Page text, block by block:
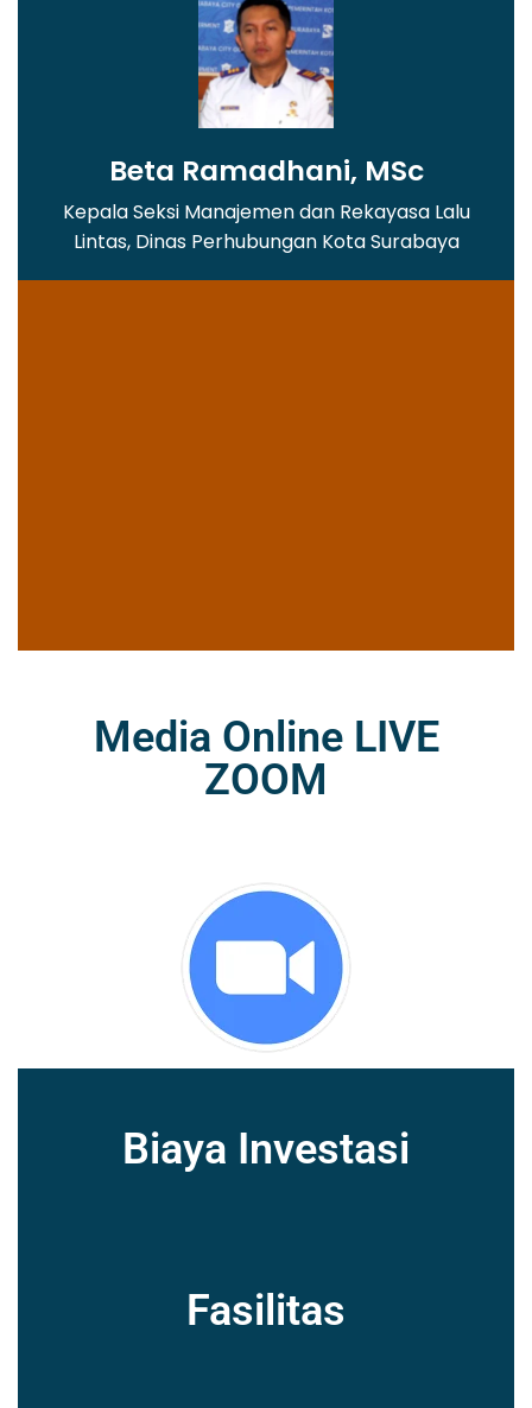
Beta Ramadhani, MSc
Kepala Seksi Manajemen dan Rekayasa Lalu
Lintas, Dinas Perhubungan Kota Surabaya
Media Online LIVE
ZOOM
Biaya Investasi
Fasilitas